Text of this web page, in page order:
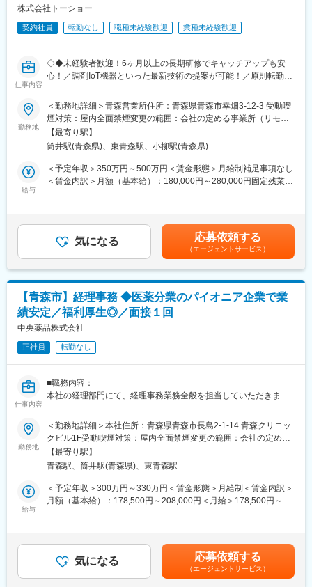
います。訪問薬剤師としてご活躍いただくことも可能です。
■同社について：
・北東北トップクラスのネットワークを誇りますが、患者様の求
めるものは薬局ごとに異なります。同社ではそれぞれの薬局が現
場に即した運営を独自にしていく方針をとっており、周辺の医療
体制に合わせた営業時間や、地域の医療ニーズに沿った質の高い
ー仕様をはじめ訪れる方すべてが心地よくご利用いただける設備
の充実など、地域の人々に親しまれ、明るく和やかな拠点となる
ような空間づくりをしています。すべては患者様のために。いつ
でも頼りにされる“マイ薬局”を目指しています。
養成する教育制度の確立に力を注いでいます。新入社員研修に始
まり、キャリアや役職に応じた段階的なセミナーを実施。日本薬
医学・医療に関する豊富な知識を身につけたり、患者様とのより
深いコミュニケーション構築のために人間性を磨いたりしなが
ら、真のスペシャリストを育成していきます。
変更の範囲：会社の定める業務
株式会社トーショー
契約社員 転勤なし 職種未経験歓迎 業種未経験歓迎
仕事内容
◇◆未経験者歓迎！6ヶ月以上の長期研修でキャッチアップも安
心！／調剤IoT機器といった最新技術の提案が可能！／原則転勤は
仕事◆◇
【はじめに】
既存のお客様である調剤薬局やドラッグストアに対して、主力製
品である全自動調剤分包機などの調剤IoT機器を販売いただく職種
となります。
IoT製品の販売スキルの市場価値は上昇の一途を辿っており、同社
【業務概要】
・提案資料作成
・新規訪問
【その他補足情報】
・長期間の研修を用意しているため職種未経験＆技術的な知識が
全く無い方でも立ち上りが可能となっております。
・正社員登用は前提の採用です。就業態度に問題がなければ原則
登用となり、業界トップクラスシェアを誇る優良企業の正社員と
して安定就業が可能です。（登用率98%、試験やノルマなし）
・業界トップクラスのIoT製品や医療システムに触れる事が可能で
す。また、販売スキルだけでなく薬局運営コンサルティングのス
【ポジションの魅力】
・同社の製品やシステムが、24時間止めてはならない医療現場の
安心安全や、医療従事者の負担軽減に大きく貢献しています。
製品が多数あります。寡占市場だからこそ、競合製品を使ってい
る顧客からいかにシェアを獲得するか、試行錯誤する面白さがあ
【同社について】
勤務地
＜勤務地詳細＞青森営業所住所：青森県青森市幸畑3-12-3 受動喫
煙対策：屋内全面禁煙変更の範囲：会社の定める事業所（リモー
トワーク含む）
【最寄り駅】
筒井駅(青森県)、東青森駅、小柳駅(青森県)
給与
＜予定年収＞350万円～500万円＜賃金形態＞月給制補足事項なし
＜賃金内訳＞月額（基本給）：180,000円～280,000円固定残業手
＞※給与詳細は、年齢・スキルを考慮し決定します。■昇給：年1
回■賞与：年2回年収420万円／30歳 経験5年年収500万円／32歳
経験7年賃金はあくまでも目安の金額であり、選考を通じて上下す
る可能性があります。月給(月額)は固定手当を含めた表記です。
気になる 応募依頼する
（エージェントサービス）
【青森市】経理事務 ◆医薬分業のパイオニア企業で業
績安定／福利厚生◎／面接１回
中央薬品株式会社
正社員 転勤なし
仕事内容
■職務内容：
本社の経理部門にて、経理事務業務全般を担当していただきま
※入社後、まずは経験・スキルに応じて対応できる業務からお任せ
します。
※当社は青森市を中心に県内に「中央調剤薬局」を15店舗を展開
しております。
■職場環境：
白衣・制服貸与、出産・育児休暇制度あり。長期的に安定して働
地域医療を支えるやりがいのある仕事です。業務を通じて経理や
医療に関する知識の向上も見込めるポジションです。
勤務地
＜勤務地詳細＞本社住所：青森県青森市長島2-1-14 青森クリニッ
クビル1F受動喫煙対策：屋内全面禁煙変更の範囲：会社の定める
事業所
【最寄り駅】
青森駅、筒井駅(青森県)、東青森駅
給与
＜予定年収＞300万円～330万円＜賃金形態＞月給制＜賃金内訳＞
月額（基本給）：178,500円～208,000円＜月給＞178,500円～
する可能性があります。月給(月額)は固定手当を含めた表記です。
気になる 応募依頼する
（エージェントサービス）